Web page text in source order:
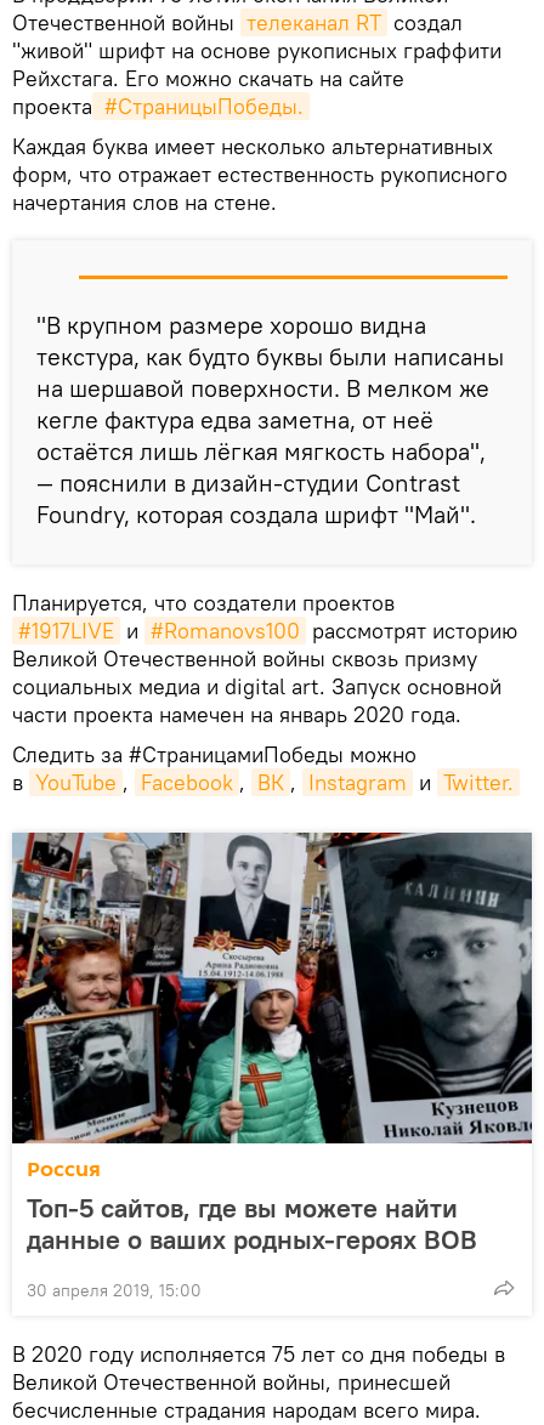
Отечественной войны телеканал RT создал
"живой" шрифт на основе рукописных граффити
Рейхстага. Его можно скачать на сайте
проекта #СтраницыПобеды.
Каждая буква имеет несколько альтернативных
форм, что отражает естественность рукописного
начертания слов на стене.
"В крупном размере хорошо видна
текстура, как будто буквы были написаны
на шершавой поверхности. В мелком же
кегле фактура едва заметна, от неё
остаётся лишь лёгкая мягкость набора",
— пояснили в дизайн-студии Contrast
Foundry, которая создала шрифт "Май".
Планируется, что создатели проектов
#1917LIVE и #Romanovs100 рассмотрят историю
Великой Отечественной войны сквозь призму
социальных медиа и digital art. Запуск основной
части проекта намечен на январь 2020 года.
Следить за #СтраницамиПобеды можно
в YouTube , Facebook , ВК , Instagram и Twitter.
Россия
Топ-5 сайтов, где вы можете найти
данные о ваших родных-героях ВОВ
30 апреля 2019, 15:00
В 2020 году исполняется 75 лет со дня победы в
Великой Отечественной войны, принесшей
бесчисленные страдания народам всего мира.